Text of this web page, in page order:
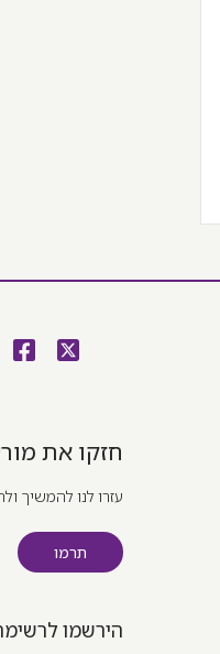
חזקו את
עזרו לנו להמשיך
תרמו
הירשמו